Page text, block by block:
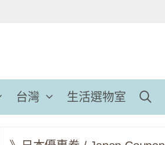
台灣 生活選物室